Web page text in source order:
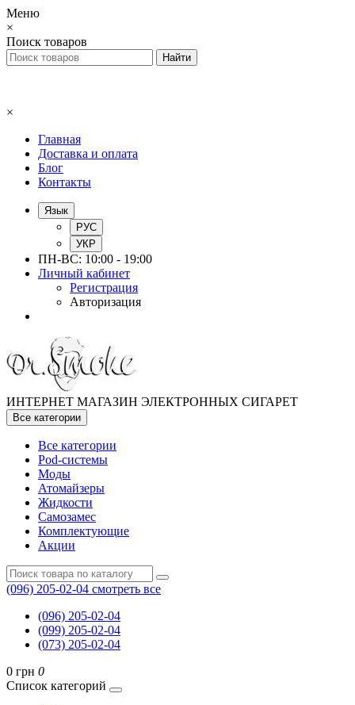
Меню
×
Поиск товаров
×
Главная
Доставка и оплата
Блог
Контакты
Язык
РУС
УКР
ПН-ВС: 10:00 - 19:00
Личный кабинет
Регистрация
Авторизация
ИНТЕРНЕТ МАГАЗИН ЭЛЕКТРОННЫХ СИГАРЕТ
Все категории
Все категории
Pod-системы
Моды
Атомайзеры
Жидкости
Самозамес
Комплектующие
Акции
(096) 205-02-04 смотреть все
(096) 205-02-04
(099) 205-02-04
(073) 205-02-04
0 грн 0
Список категорий